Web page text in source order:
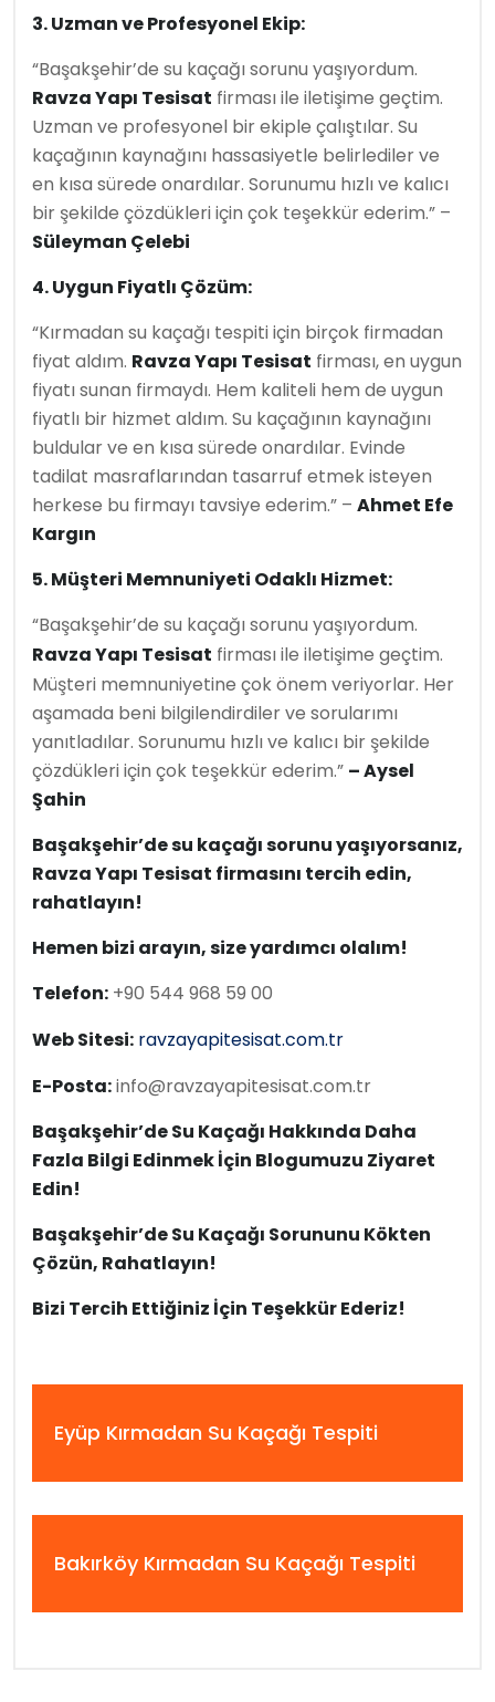
3. Uzman ve Profesyonel Ekip:
“Başakşehir’de su kaçağı sorunu yaşıyordum.
Ravza Yapı Tesisat firması ile iletişime geçtim.
Uzman ve profesyonel bir ekiple çalıştılar. Su
kaçağının kaynağını hassasiyetle belirlediler ve
en kısa sürede onardılar. Sorunumu hızlı ve kalıcı
bir şekilde çözdükleri için çok teşekkür ederim.” –
Süleyman Çelebi
4. Uygun Fiyatlı Çözüm:
“Kırmadan su kaçağı tespiti için birçok firmadan
fiyat aldım. Ravza Yapı Tesisat firması, en uygun
fiyatı sunan firmaydı. Hem kaliteli hem de uygun
fiyatlı bir hizmet aldım. Su kaçağının kaynağını
buldular ve en kısa sürede onardılar. Evinde
tadilat masraflarından tasarruf etmek isteyen
herkese bu firmayı tavsiye ederim.” – Ahmet Efe
Kargın
5. Müşteri Memnuniyeti Odaklı Hizmet:
“Başakşehir’de su kaçağı sorunu yaşıyordum.
Ravza Yapı Tesisat firması ile iletişime geçtim.
Müşteri memnuniyetine çok önem veriyorlar. Her
aşamada beni bilgilendirdiler ve sorularımı
yanıtladılar. Sorunumu hızlı ve kalıcı bir şekilde
çözdükleri için çok teşekkür ederim.” – Aysel
Şahin
Başakşehir’de su kaçağı sorunu yaşıyorsanız,
Ravza Yapı Tesisat firmasını tercih edin,
rahatlayın!
Hemen bizi arayın, size yardımcı olalım!
Telefon: +90 544 968 59 00
Web Sitesi: ravzayapitesisat.com.tr
E-Posta:info@ravzayapitesisat.com.tr
Başakşehir’de Su Kaçağı Hakkında Daha
Fazla Bilgi Edinmek İçin Blogumuzu Ziyaret
Edin!
Başakşehir’de Su Kaçağı Sorununu Kökten
Çözün, Rahatlayın!
Bizi Tercih Ettiğiniz İçin Teşekkür Ederiz!
Eyüp Kırmadan Su Kaçağı Tespiti
Bakırköy Kırmadan Su Kaçağı Tespiti